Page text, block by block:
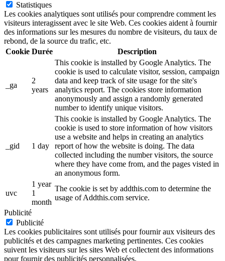
Statistiques
Les cookies analytiques sont utilisés pour comprendre comment les
visiteurs interagissent avec le site Web. Ces cookies aident à fournir
des informations sur les mesures du nombre de visiteurs, du taux de
rebond, de la source du trafic, etc.
Cookie Durée Description
_ga
2
years
This cookie is installed by Google Analytics. The
cookie is used to calculate visitor, session, campaign
data and keep track of site usage for the site's
analytics report. The cookies store information
anonymously and assign a randomly generated
number to identify unique visitors.
_gid 1 day
This cookie is installed by Google Analytics. The
cookie is used to store information of how visitors
use a website and helps in creating an analytics
report of how the website is doing. The data
collected including the number visitors, the source
where they have come from, and the pages visted in
an anonymous form.
uvc
1 year
1
month
The cookie is set by addthis.com to determine the
usage of Addthis.com service.
Publicité
Publicité
Les cookies publicitaires sont utilisés pour fournir aux visiteurs des
publicités et des campagnes marketing pertinentes. Ces cookies
suivent les visiteurs sur les sites Web et collectent des informations
pour fournir des publicités personnalisées.